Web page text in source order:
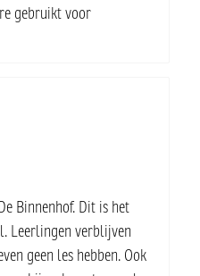
gebruikt voor
Binnenhof. Dit is het
Leerlingen verblijven
geen les hebben. Ook